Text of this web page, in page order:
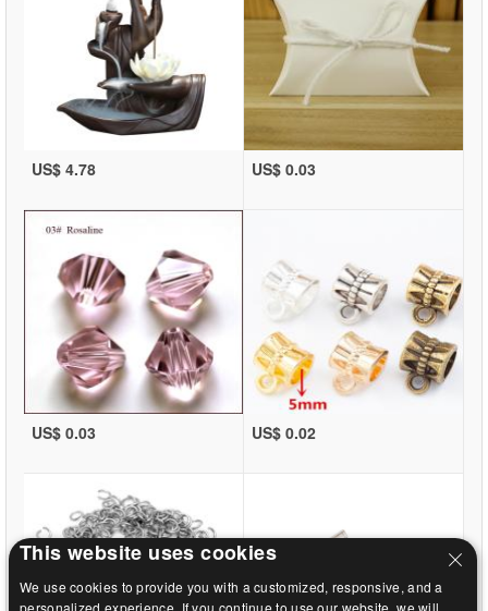
US$ 4.78 US$ 0.03
US$ 0.03 US$ 0.02
This website uses cookies
We use cookies to provide you with a customized, responsive, and a
personalized experience. If you continue to use our website, we will